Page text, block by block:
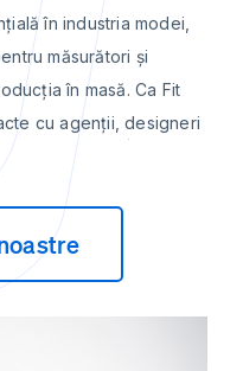
în industria modei,
măsurători și
în masă. Ca Fit
cu agenții, designeri